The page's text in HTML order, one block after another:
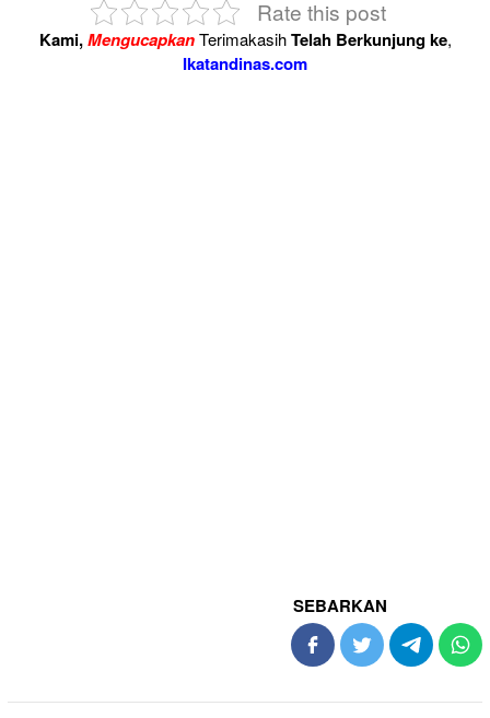
Rate this post
Kami,MengucapkanTerimakasihTelah Berkunjung ke,
Ikatandinas.com
SEBARKAN